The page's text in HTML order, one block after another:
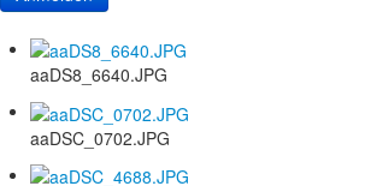
aaDS8_6640.JPG
aaDSC_0702.JPG